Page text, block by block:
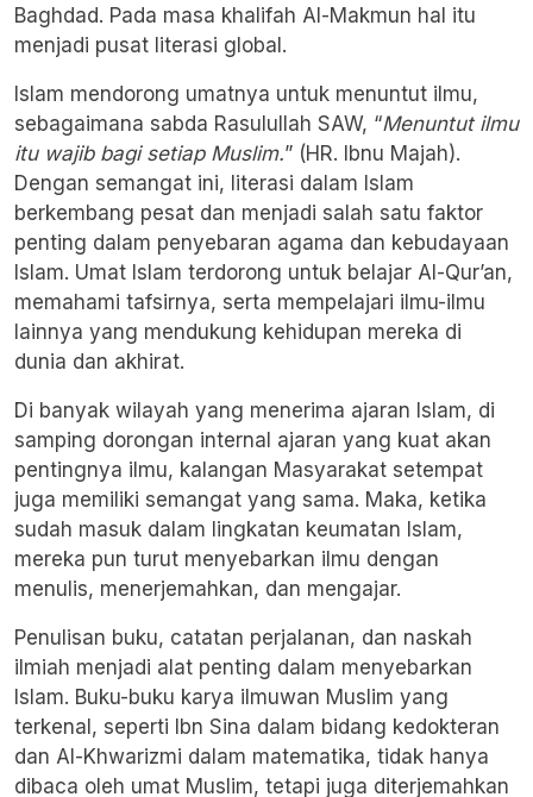
Baghdad. Pada masa khalifah Al-Makmun hal itu
menjadi pusat literasi global.
Islam mendorong umatnya untuk menuntut ilmu,
sebagaimana sabda Rasulullah SAW, “Menuntut ilmu
itu wajib bagi setiap Muslim.” (HR. Ibnu Majah).
Dengan semangat ini, literasi dalam Islam
berkembang pesat dan menjadi salah satu faktor
penting dalam penyebaran agama dan kebudayaan
Islam. Umat Islam terdorong untuk belajar Al-Qur’an,
memahami tafsirnya, serta mempelajari ilmu-ilmu
lainnya yang mendukung kehidupan mereka di
dunia dan akhirat.
Di banyak wilayah yang menerima ajaran Islam, di
samping dorongan internal ajaran yang kuat akan
pentingnya ilmu, kalangan Masyarakat setempat
juga memiliki semangat yang sama. Maka, ketika
sudah masuk dalam lingkatan keumatan Islam,
mereka pun turut menyebarkan ilmu dengan
menulis, menerjemahkan, dan mengajar.
Penulisan buku, catatan perjalanan, dan naskah
ilmiah menjadi alat penting dalam menyebarkan
Islam. Buku-buku karya ilmuwan Muslim yang
terkenal, seperti Ibn Sina dalam bidang kedokteran
dan Al-Khwarizmi dalam matematika, tidak hanya
dibaca oleh umat Muslim, tetapi juga diterjemahkan